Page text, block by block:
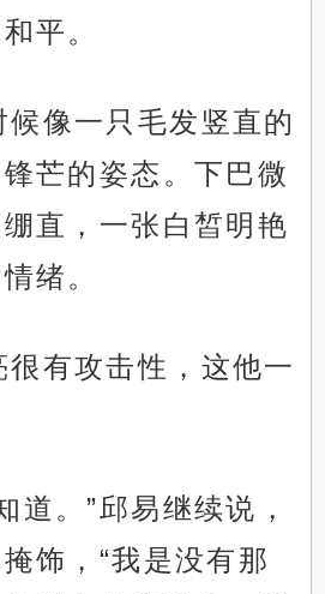
平。
像一只毛发竖直的
芒的姿态。下巴微
直，一张白皙明艳
绪。
很有攻击性，这他一
道。”邱易继续说，
饰，“我是没有那